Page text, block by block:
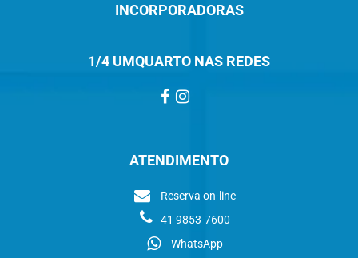
INCORPORADORAS
1/4 UMQUARTO NAS REDES
ATENDIMENTO
Reserva on-line
41 9853-7600
WhatsApp